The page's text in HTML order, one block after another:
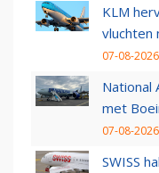
KLM
vluchten
07-08-
National
met
07-08-
SWISS